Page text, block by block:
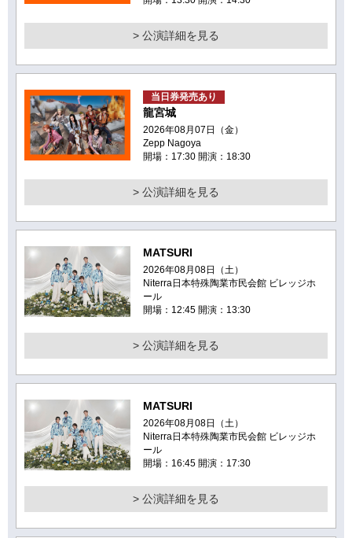
> 公演詳細を見る
当日券発売あり
龍宮城
2026年08月07日（金）
Zepp Nagoya
開場：17:30 開演：18:30
> 公演詳細を見る
MATSURI
2026年08月08日（土）
Niterra日本特殊陶業市民会館 ビレッジホ
ール
開場：12:45 開演：13:30
> 公演詳細を見る
MATSURI
2026年08月08日（土）
Niterra日本特殊陶業市民会館 ビレッジホ
ール
開場：16:45 開演：17:30
> 公演詳細を見る